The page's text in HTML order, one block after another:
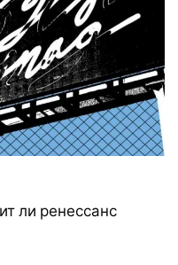
ли ренессанс